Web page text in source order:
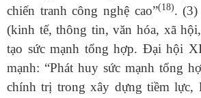
chiến tranh công nghệ cao”(18).(3)
(kinh tế, thông tin, văn hóa, xã
tạo sức mạnh tổng hợp. Đại hội
mạnh: “Phát huy sức mạnh tổng
chính trị trong xây dựng tiềm lực,